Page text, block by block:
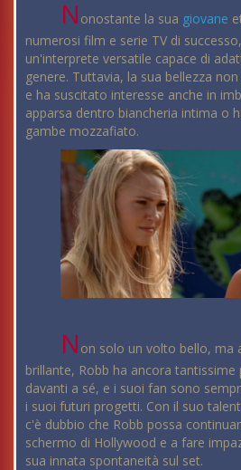
N onostante la sua giovane
numerosi film e serie TV di
un'interprete versatile capace di
genere. Tuttavia, la sua bellezza
e ha suscitato interesse anche in
apparsa dentro biancheria intima o
gambe mozzafiato.
N on solo un volto bello, ma
brillante, Robb ha ancora
davanti a sé, e i suoi fan sono
i suoi futuri progetti. Con il suo
c'è dubbio che Robb possa
schermo di Hollywood e a fare
sua innata spontaneità sul set.